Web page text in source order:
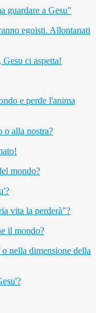
guardare a Gesu"
egoisti. Allontanati
ci aspetta!
e perde l'anima
o alla nostra?
mondo?
vita la perderà"?
il mondo?
nella dimensione della